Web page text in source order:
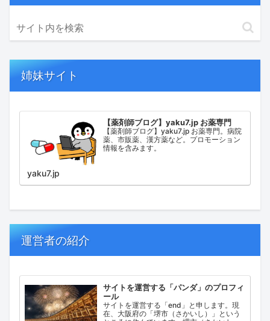
姉妹サイト
【薬剤師ブログ】yaku7.jp お薬専門
【薬剤師ブログ】yaku7.jp お薬専門。病院
薬、市販薬、漢方薬など。プロモーション
情報を含みます。
yaku7.jp
運営者の紹介
サイトを運営する「パンダ」のプロフィ
ール
サイトを運営する「end」と申します。現
在、大阪府の「堺市（さかいし）」という